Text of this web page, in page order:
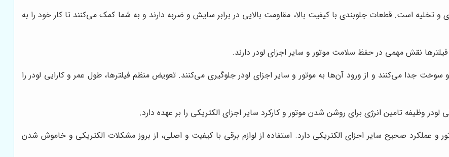
و تخلیه است. قطعات جلوبندی با کیفیت بالا، مقاومت بالایی در برابر سایش و ضربه دارند و به شما کمک می‌کنند تا کار خود را به
نقش مهمی در حفظ سلامت موتور و سایر اجزای لودر دارند.
و سوخت جدا می‌کنند و از ورود آن‌ها به موتور و سایر اجزای لودر جلوگیری می‌کنند. تعویض منظم فیلترها، طول عمر و کارایی لودر را
وظیفه تامین انرژی برای روشن شدن موتور و کارکرد سایر اجزای الکتریکی را بر عهده دارد.
عملکرد صحیح سایر اجزای الکتریکی دارد. استفاده از لوازم برقی با کیفیت و اصلی، از بروز مشکلات الکتریکی و خاموش شدن